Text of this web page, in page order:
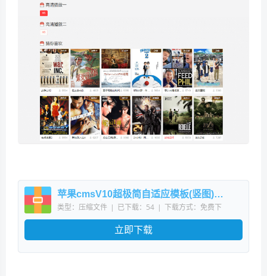
苹果cmsV10超极简自适应模板(竖图)无文章模块PC+H5
类型：压缩文件 | 已下载：54 | 下载方式：免费下
载
立即下载